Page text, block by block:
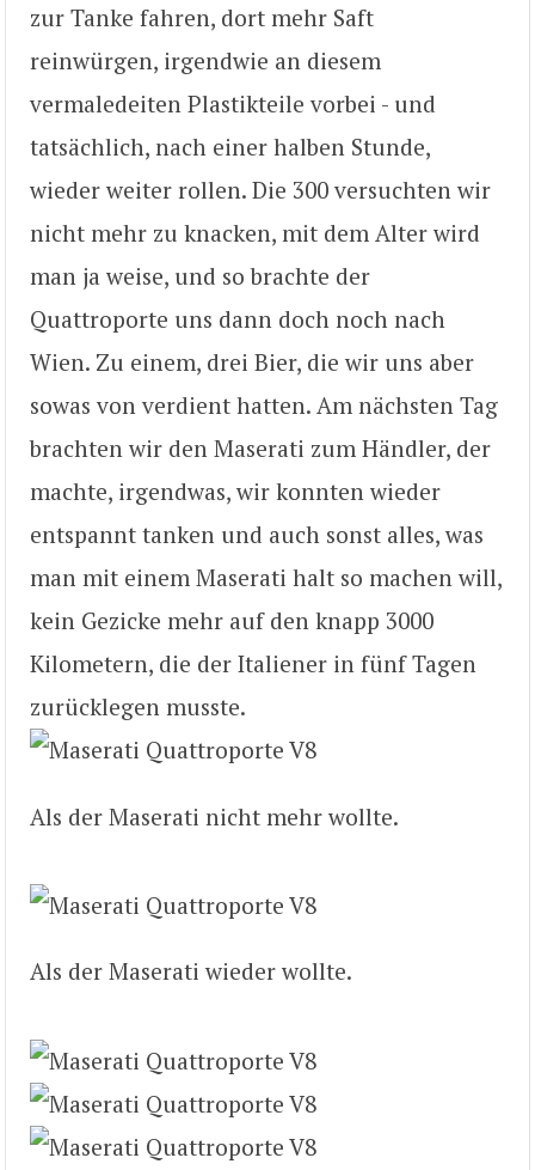
zur Tanke fahren, dort mehr Saft
reinwürgen, irgendwie an diesem
vermaledeiten Plastikteile vorbei - und
tatsächlich, nach einer halben Stunde,
wieder weiter rollen. Die 300 versuchten wir
nicht mehr zu knacken, mit dem Alter wird
man ja weise, und so brachte der
Quattroporte uns dann doch noch nach
Wien. Zu einem, drei Bier, die wir uns aber
sowas von verdient hatten. Am nächsten Tag
brachten wir den Maserati zum Händler, der
machte, irgendwas, wir konnten wieder
entspannt tanken und auch sonst alles, was
man mit einem Maserati halt so machen will,
kein Gezicke mehr auf den knapp 3000
Kilometern, die der Italiener in fünf Tagen
zurücklegen musste.
Als der Maserati nicht mehr wollte.
Als der Maserati wieder wollte.